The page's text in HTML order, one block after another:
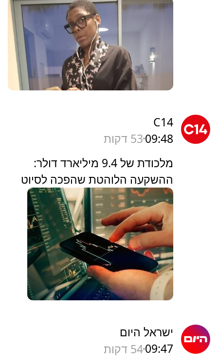
C14
09:4853 דקות
מלכודת של 9.4 מיליארד דולר:
ההשקעה הלוהטת שהפכה לסיוט
ישראל היום
09:4754 דקות